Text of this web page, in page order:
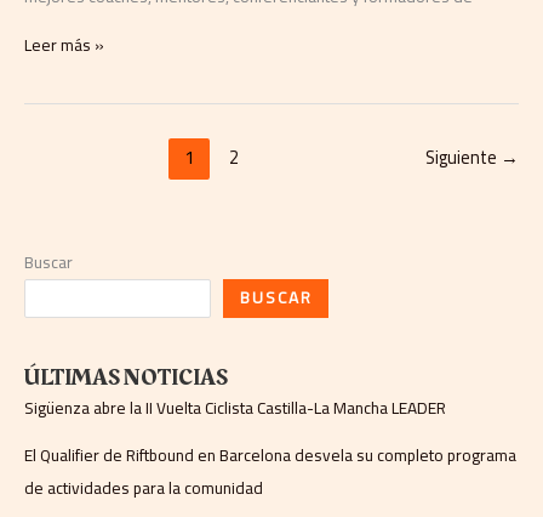
Leer más »
1 2 Siguiente →
Buscar
BUSCAR
ÚLTIMAS NOTICIAS
Sigüenza abre la II Vuelta Ciclista Castilla-La Mancha LEADER
El Qualifier de Riftbound en Barcelona desvela su completo programa
de actividades para la comunidad